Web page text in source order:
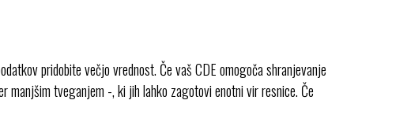
pridobite večjo vrednost. Če vaš CDE omogoča shranjevanje
tveganjem -, ki jih lahko zagotovi enotni vir resnice. Če